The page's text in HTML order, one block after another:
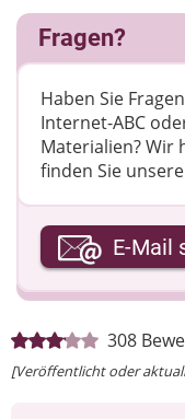
308
[Veröffentlicht oder
Fragen?
Haben Sie
Internet-ABC
Materialien? Wir
finden Sie unsere
Ihre E-Mail-
Ihre Nachricht
E-Mail